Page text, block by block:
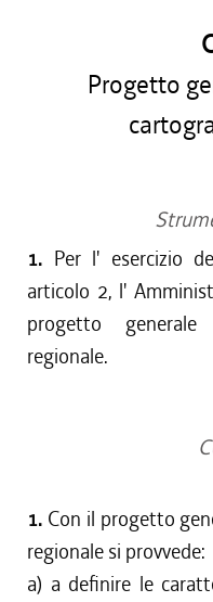
Progetto
1. Per l' esercizio
articolo 2, l'
progetto
regionale.
1. Con il progetto
regionale si provvede:
a) a definire le